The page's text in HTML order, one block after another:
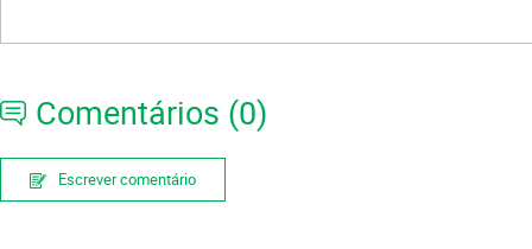
Comentários (0)
Escrever comentário